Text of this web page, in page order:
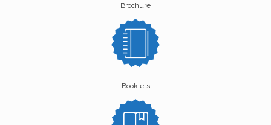
Brochure
Booklets